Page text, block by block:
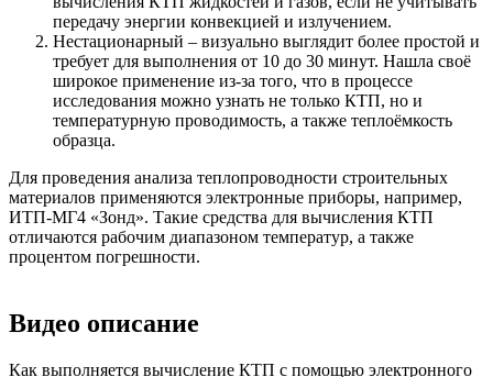
передачу энергии конвекцией и излучением.
Нестационарный – визуально выглядит более простой и
требует для выполнения от 10 до 30 минут. Нашла своё
широкое применение из-за того, что в процессе
исследования можно узнать не только КТП, но и
температурную проводимость, а также теплоёмкость
образца.
Для проведения анализа теплопроводности строительных
материалов применяются электронные приборы, например,
ИТП-МГ4 «Зонд». Такие средства для вычисления КТП
отличаются рабочим диапазоном температур, а также
процентом погрешности.
Видео описание
Как выполняется вычисление КТП с помощью электронного